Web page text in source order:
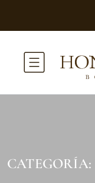
CATEGORÍA: